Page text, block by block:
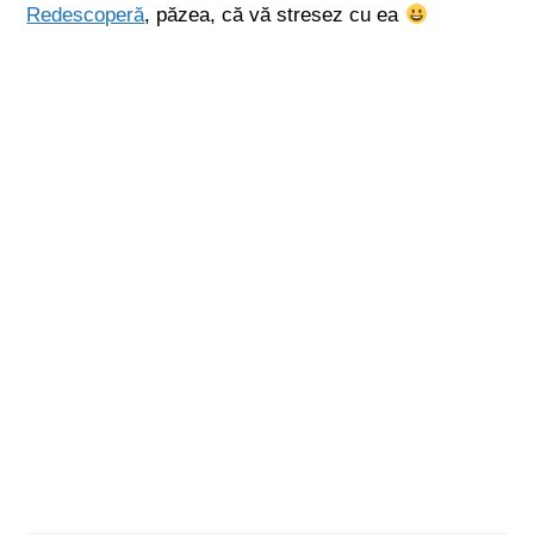
Redescoperă, păzea, că vă stresez cu ea